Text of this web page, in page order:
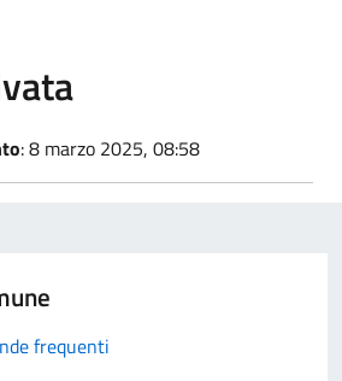
: 8 marzo 2025, 08:58
frequenti